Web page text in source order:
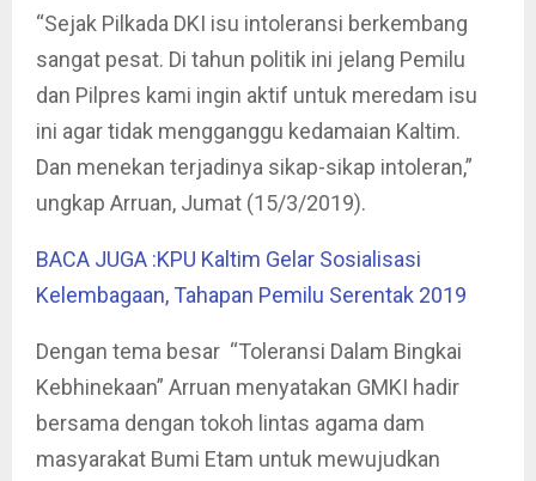
“Sejak Pilkada DKI isu intoleransi berkembang
sangat pesat. Di tahun politik ini jelang Pemilu
dan Pilpres kami ingin aktif untuk meredam isu
ini agar tidak mengganggu kedamaian Kaltim.
Dan menekan terjadinya sikap-sikap intoleran,”
ungkap Arruan, Jumat (15/3/2019).
BACA JUGA :KPU Kaltim Gelar Sosialisasi
Kelembagaan, Tahapan Pemilu Serentak 2019
Dengan tema besar “Toleransi Dalam Bingkai
Kebhinekaan” Arruan menyatakan GMKI hadir
bersama dengan tokoh lintas agama dam
masyarakat Bumi Etam untuk mewujudkan